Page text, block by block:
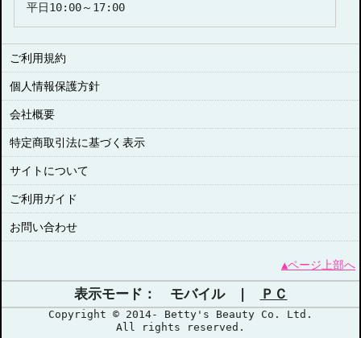
平日10:00～17:00
ご利用規約
個人情報保護方針
会社概要
特定商取引法に基づく表示
サイトについて
ご利用ガイド
お問い合わせ
▲ページ上部へ
表示モード： モバイル | ＰＣ
Copyright © 2014- Betty's Beauty Co. Ltd.
All rights reserved.